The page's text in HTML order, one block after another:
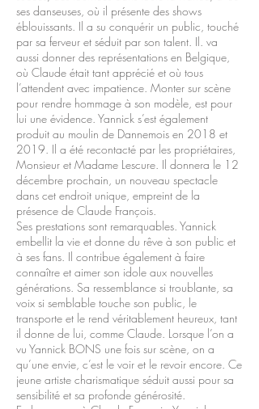
ses danseuses, où il présente des shows
éblouissants. Il a su conquérir un public, touché
par sa ferveur et séduit par son talent. Il. va
aussi donner des représentations en Belgique,
où Claude était tant apprécié et où tous
l’attendent avec impatience. Monter sur scène
pour rendre hommage à son modèle, est pour
lui une évidence. Yannick s’est également
produit au moulin de Dannemois en 2018 et
2019. Il a été recontacté par les propriétaires,
Monsieur et Madame Lescure. Il donnera le 12
décembre prochain, un nouveau spectacle
dans cet endroit unique, empreint de la
présence de Claude François.
Ses prestations sont remarquables. Yannick
embellit la vie et donne du rêve à son public et
à ses fans. Il contribue également à faire
connaître et aimer son idole aux nouvelles
générations. Sa ressemblance si troublante, sa
voix si semblable touche son public, le
transporte et le rend véritablement heureux, tant
il donne de lui, comme Claude. Lorsque l’on a
vu Yannick BONS une fois sur scène, on a
qu’une envie, c’est le voir et le revoir encore. Ce
jeune artiste charismatique séduit aussi pour sa
sensibilité et sa profonde générosité.